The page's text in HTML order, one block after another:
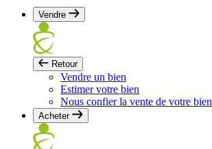
Vendre
Retour
Vendre un bien
Estimer votre bien
Nous confier la vente de votre bien
Acheter